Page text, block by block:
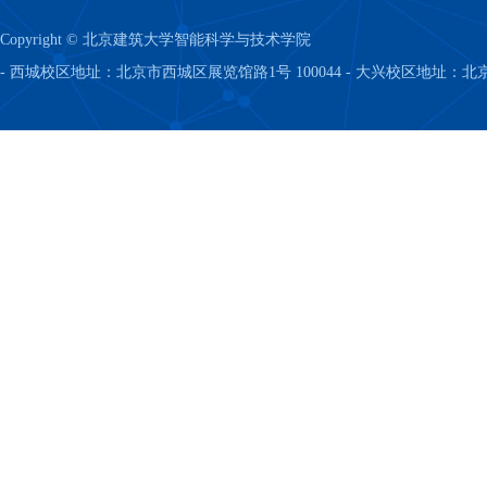
Copyright © 北京建筑大学智能科学与技术学院
- 西城校区地址：北京市西城区展览馆路1号 100044 - 大兴校区地址：北